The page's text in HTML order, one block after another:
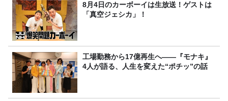
8月4日のカーボーイは生放送！ゲストは
「真空ジェシカ」！
工場勤務から17億再生へ——『モナキ』
4人が語る、人生を変えた“ポチッ”の話